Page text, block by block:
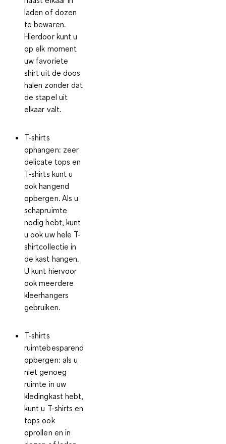
laden of dozen
te bewaren.
Hierdoor kunt u
op elk moment
uw favoriete
shirt uit de doos
halen zonder dat
de stapel uit
elkaar valt.
T-shirts
ophangen: zeer
delicate tops en
T-shirts kunt u
ook hangend
opbergen. Als u
schapruimte
nodig hebt, kunt
u ook uw hele T-
shirtcollectie in
de kast hangen.
U kunt hiervoor
ook meerdere
kleerhangers
gebruiken.
T-shirts
ruimtebesparend
opbergen: als u
niet genoeg
ruimte in uw
kledingkast hebt,
kunt u T-shirts en
tops ook
oprollen en in